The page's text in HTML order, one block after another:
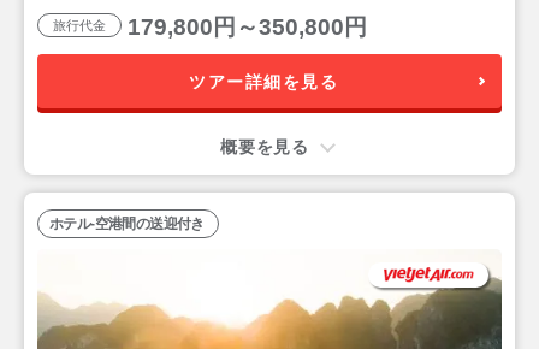
ノイ4泊6日
旅行代金 179,800円～350,800円
ツアー詳細を見る
概要を見る
ホテル-空港間の送迎付き